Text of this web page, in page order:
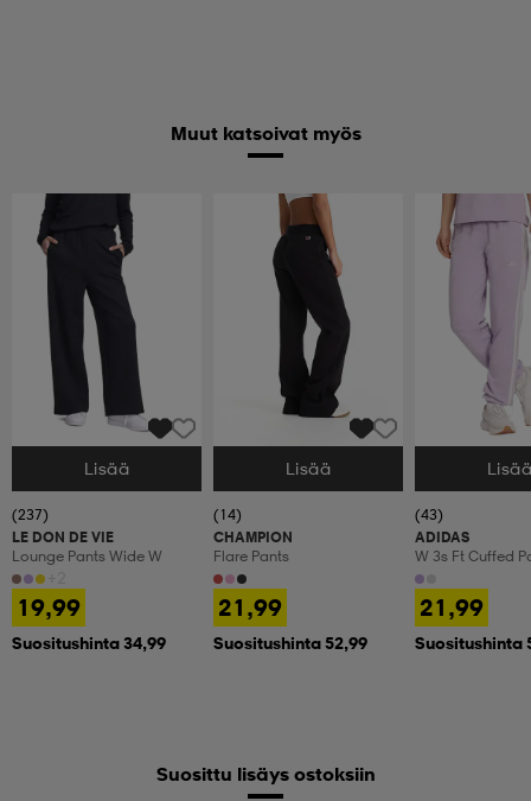
Muut katsoivat myös
Valitse Koko
Lisää
(237)
LE DON DE VIE
Lounge Pants Wide W
19,99
Suositushinta 34,99
Valitse Koko
Lisää
(14)
CHAMPION
Flare Pants
21,99
Suositushinta 52,99
Valitse Koko
(43)
ADIDAS
W 3s Ft Cuffed
21,99
Suositushinta
Suosittu lisäys ostoksiin